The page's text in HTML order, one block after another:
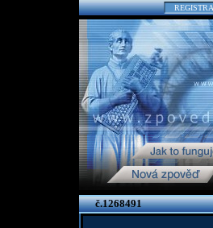
č.1268491